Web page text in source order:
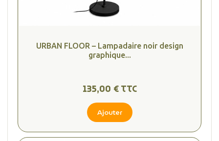
URBAN FLOOR – Lampadaire noir design
graphique...
135,00 € TTC
Ajouter